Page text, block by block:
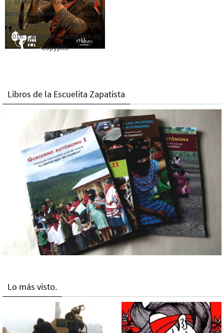
publica este folleto del Centro de
Medios Libres. Esta es la edición
2016. Para rolar y compartir. (c)
Copyplis.
Libros de la Escuelita Zapatista
Lo más visto.